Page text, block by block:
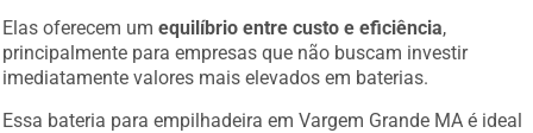
Elas oferecem umequilíbrio entre custo e eficiência,
principalmente para empresas que não buscam investir
imediatamente valores mais elevados em baterias.
Essa bateria para empilhadeira em Vargem Grande MA é ideal